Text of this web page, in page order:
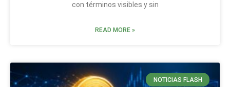
con términos visibles y sin
READ MORE »
NOTICIAS FLASH